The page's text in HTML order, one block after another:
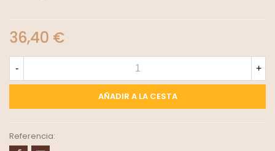
36,40 €
- +
AÑADIR A LA CESTA
Referencia: